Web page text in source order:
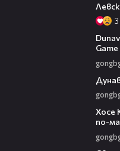
3
Game
Хосе
по-